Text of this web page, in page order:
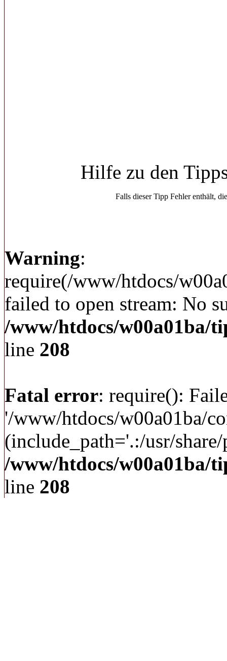
Hilfe zu den
Falls dieser Tipp Fehler enthält,
Warning:
require(/www/htdocs/
failed to open stream: No
/www/htdocs/w00a01ba/
line 208
Fatal error: require():
'/www/htdocs/w00a01ba/
(include_path='.:/usr/
/www/htdocs/w00a01ba/
line 208